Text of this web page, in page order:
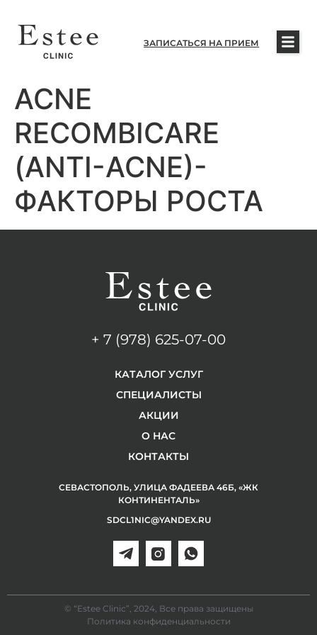
ЗАПИСАТЬСЯ НА ПРИЕМ
ACNE
RECOMBICARE
(ANTI-ACNE)-
ФАКТОРЫ РОСТА
КАТАЛОГ УСЛУГ
СПЕЦИАЛИСТЫ
АКЦИИ
О НАС
КОНТАКТЫ
+ 7 (978) 625-07-00
СЕВАСТОПОЛЬ, УЛИЦА ФАДЕЕВА 46Б, «ЖК
КОНТИНЕНТАЛЬ»
SDCL1NIC@YANDEX.RU
© “Estee Clinic”, 2024, Все права защищены
Политика конфиденциальности